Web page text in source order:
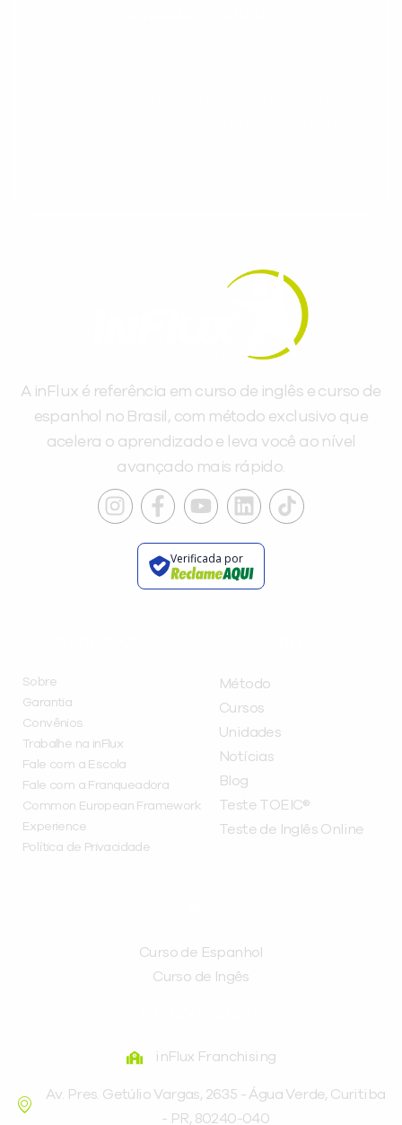
A inFlux é referência em curso de inglês e curso de
espanhol no Brasil, com método exclusivo que
acelera o aprendizado e leva você ao nível
avançado mais rápido.
Verificada por
Sobre
Garantia
Convênios
Trabalhe na inFlux
Fale com a Escola
Fale com a Franqueadora
Common European Framework
Experience
Política de Privacidade
Método
Cursos
Unidades
Notícias
Blog
Teste TOEIC®
Teste de Inglês Online
Curso de Espanhol
Curso de Ingês
inFlux Franchising
Av. Pres. Getúlio Vargas, 2635 - Água Verde, Curitiba
- PR, 80240-040